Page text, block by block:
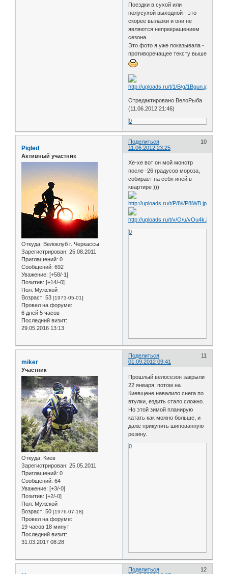
Поездки в сухой или
полусухой выходной - это
скорее вылазки и они не
являются непрекращением
сезона.
Это фото я уже показывала -
противоречащее тексту выше
Отредактировано ВелоРыба
(11.06.2012 21:46)
0
Поделиться
10
11.06.2012 23:25
Pigled
Активный участник
Откуда: Велоклуб г. Черкассы
Зарегистрирован: 25.08.2011
Приглашений: 0
Сообщений: 692
Уважение: [+58/-1]
Позитив: [+14/-0]
Пол: Мужской
Возраст: 53 [1973-05-01]
Провел на форуме:
6 дней 5 часов
Последний визит:
29.05.2016 13:13
Хе-хе вот он мой монстр
после -26 градусов мороза,
собирает на себя иней в
квартире )))
0
Поделиться
11
01.09.2012 09:41
miker
Участник
Откуда: Киев
Зарегистрирован: 25.05.2011
Приглашений: 0
Сообщений: 64
Уважение: [+3/-0]
Позитив: [+2/-0]
Пол: Мужской
Возраст: 50 [1976-07-18]
Провел на форуме:
19 часов 18 минут
Последний визит:
31.03.2017 08:28
Прошлый велосезон закрыли
22 января, потом на
Киевщене навалило снега по
втулки, ездить стало сложно.
Но этой зимой планирую
катать как можно больше, и
даже прикупить шипованную
резину.
0
Поделиться
12